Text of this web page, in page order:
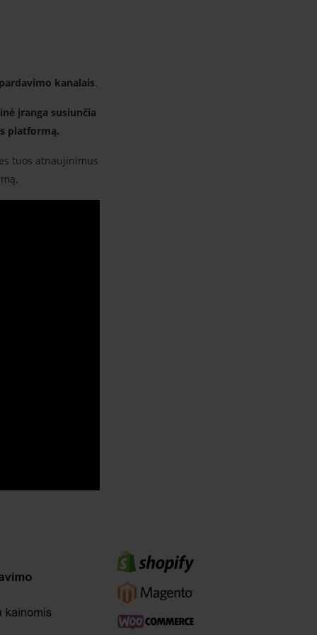
kanalais.
įranga susiunčia
platformą.
tuos atnaujinimus